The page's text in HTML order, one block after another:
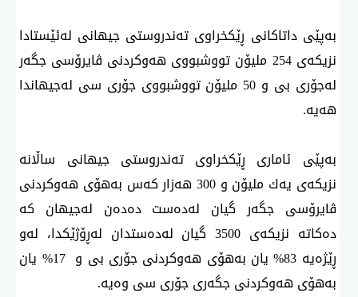
بەپێی داتاكانی ڕێكخراوی تەندروستی جیهانی لەئێستادا
نزیكەی 254 ملیۆن تووشبووی هەوكردنی ڤایرۆسی جگەر
لەجۆری بی و 50 ملیۆن تووشبووی جۆری سی لەجیهاندا
هەیە.
بەپێی ئاماری ڕێكخراوی تەندروستی جیهانی ساڵانە
نزیكەی یەك ملیۆن و 300 هەزار كەس بەهۆی هەوكردنی
ڤایرۆسی جگەر گیان لەدەست دەدەن لەجیهان كە
دەكاتە نزیكەی 3500 گیان لەدەستدان لەڕۆژێكدا، لەو
ڕێژەیە 83% یان بەهۆی هەوكردنی جۆری بی و 17% یان
بەهۆی هەوكردنی جگەری جۆری سی وەیە.